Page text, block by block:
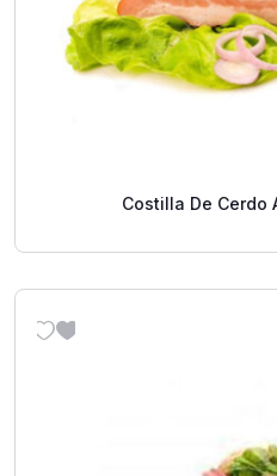
Costilla De Cerdo